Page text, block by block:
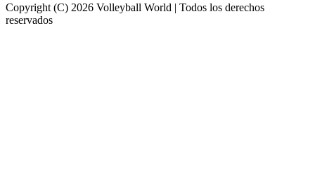
Copyright (C) 2026 Volleyball World | Todos los derechos
reservados